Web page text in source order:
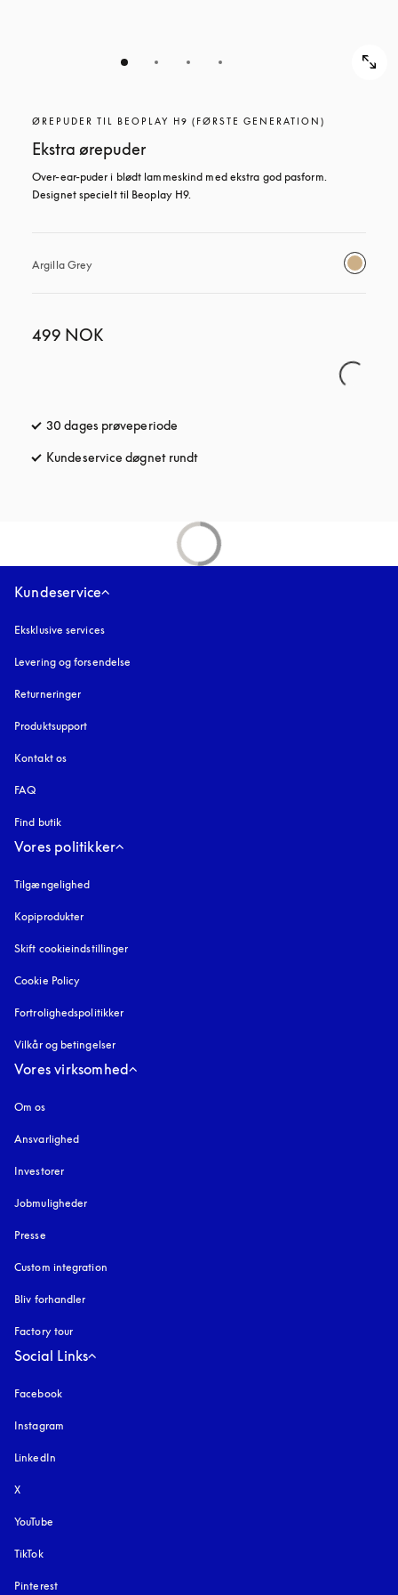
ØREPUDER TIL BEOPLAY H9 (FØRSTE GENERATION)
Ekstra ørepuder
Over-ear-puder i blødt lammeskind med ekstra god pasform.
Designet specielt til Beoplay H9.
Argilla Grey
499 NOK
30 dages prøveperiode
Kundeservice døgnet rundt
Kundeservice
Eksklusive services
Levering og forsendelse
Returneringer
Produktsupport
Kontakt os
FAQ
Find butik
Vores politikker
Tilgængelighed
Kopiprodukter
Skift cookieindstillinger
Cookie Policy
Fortrolighedspolitikker
Vilkår og betingelser
Vores virksomhed
Om os
Ansvarlighed
Investorer
Jobmuligheder
Presse
Custom integration
Bliv forhandler
Factory tour
Social Links
Facebook
Instagram
LinkedIn
X
YouTube
TikTok
Pinterest